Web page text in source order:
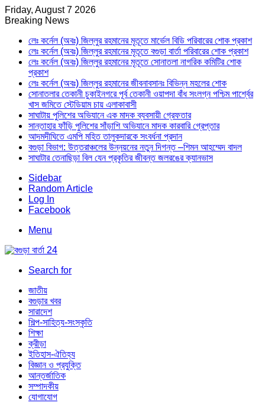
Friday, August 7 2026
Breaking News
লেঃ কর্নেল (অবঃ) জিল্লুর রহমানের মৃতূতে মার্ভেল বিডি পরিবারের শোক প্রকাশ
লেঃ কর্নেল (অবঃ) জিল্লুর রহমানের মৃতূতে বগুড়া বার্তা পরিবারের শোক প্রকাশ
লেঃ কর্নেল (অবঃ) জিল্লুর রহমানের মৃতূতে সোনাতলা নাগরিক কমিটির শোক
প্রকাশ
লেঃ কর্নেল (অবঃ) জিল্লুর রহমানের জীবনাবসানঃ বিভিন্ন মহলের শোক
সোনাতলার তেকানী চুকাইনগরে পূর্ব তেকানী ওয়াপদা বাঁধ সংলগ্ন পশ্চিম পার্শ্বের
খাস জমিতে স্টেডিয়াম চায় এলাকাবাসী
সাঘাটায় পুলিশের অভিযানে এক মাদক ব্যবসায়ী গ্রেফতার
সান্তাহার ফাঁড়ি পুলিশের সাঁড়াশি অভিযানে মাদক কারবারি গ্রেপ্তার
আদমদীঘিতে এমপি মহিত তালুকদারকে সংবর্ধনা প্রদান
বগুড়া বিভাগ: উত্তরাঞ্চলের উন্নয়নের নতুন দিগন্ত –শিমন আহম্মেদ বাদল
সাঘাটার তেনাছিড়া বিল যেন প্রকৃতির জীবন্ত জলরঙের ক্যানভাস
Sidebar
Random Article
Log In
Facebook
Menu
Search for
জাতীয়
বগুড়ার খবর
সারাদেশ
শিল্প-সাহিত্য-সংস্কৃতি
শিক্ষা
ক্রীড়া
ইতিহাস-ঐতিহ্য
বিজ্ঞান ও প্রযুক্তি
আন্তর্জাতিক
সম্পাদকীয়
যোগাযোগ